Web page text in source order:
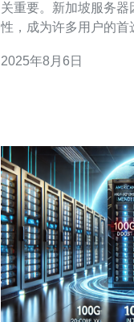
关重要。新加坡服务
性，成为许多用户的首
的网站或应用程序高效运行。 为什么选择
2025年8月6日